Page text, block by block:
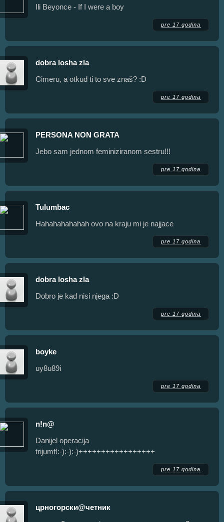
Ili Beyonce - If I were a boy
pre 17 godina
dobra losha zla
Cimeru, a otkud ti to sve znaš? :D
pre 17 godina
PERSONA NON GRATA
Jebo sam jednom feminiziranom sestru!!!
pre 17 godina
Tulumbac
Hahahahahahah ovo na kraju mi je najjace
pre 17 godina
dobra losha zla
Dobro je kad nisi njega :D
pre 17 godina
boyke
uy8u89i
pre 17 godina
n!n@
Danijel operacija
trijumf!:-):-):-)+++++++++++++++++
pre 17 godina
црногорски@четник